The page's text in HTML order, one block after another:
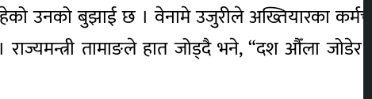
उनको बुझाई छ । वेनामे उजुरीले अख्तियारका
तामाङले हात जोड्दै भने, “दश औँला जोडेर